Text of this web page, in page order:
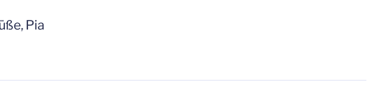
Pia